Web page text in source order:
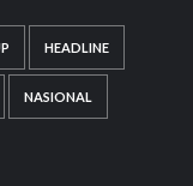
HEADLINE
NASIONAL